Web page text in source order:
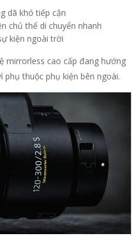
dã khó tiếp cận
chủ thể di chuyển nhanh
kiện ngoài trời
mirrorless cao cấp đang hướng
thuộc phụ kiện bên ngoài.